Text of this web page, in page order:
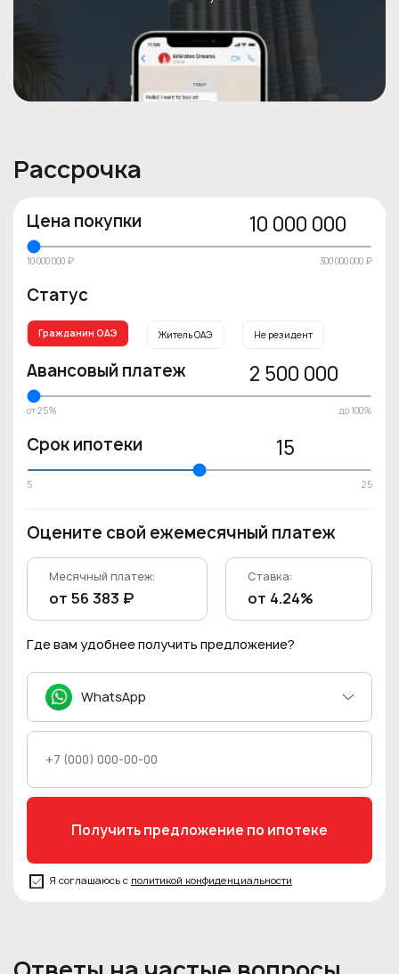
Рассрочка
Цена покупки 10 000 000
10 000 000 ₽ 300 000 000 ₽
Статус
Гражданин ОАЭ Житель ОАЭ Не резидент
Авансовый платеж 2 500 000
от 25% до 100%
Срок ипотеки 15
5 25
Оцените свой ежемесячный платеж
Месячный платеж:
от 56 383 ₽
Ставка:
от 4.24%
Где вам удобнее получить предложение?
WhatsApp
Я соглашаюсь с политикой конфиденциальности